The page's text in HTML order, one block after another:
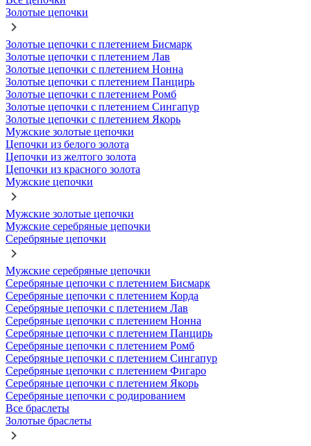
Золотые цепочки
Золотые цепочки с плетением Бисмарк
Золотые цепочки с плетением Лав
Золотые цепочки с плетением Нонна
Золотые цепочки с плетением Панцирь
Золотые цепочки с плетением Ромб
Золотые цепочки с плетением Сингапур
Золотые цепочки с плетением Якорь
Мужские золотые цепочки
Цепочки из белого золота
Цепочки из желтого золота
Цепочки из красного золота
Мужские цепочки
Мужские золотые цепочки
Мужские серебряные цепочки
Серебряные цепочки
Мужские серебряные цепочки
Серебряные цепочки с плетением Бисмарк
Серебряные цепочки с плетением Корда
Серебряные цепочки с плетением Лав
Серебряные цепочки с плетением Нонна
Серебряные цепочки с плетением Панцирь
Серебряные цепочки с плетением Ромб
Серебряные цепочки с плетением Сингапур
Серебряные цепочки с плетением Фигаро
Серебряные цепочки с плетением Якорь
Серебряные цепочки с родированием
Все браслеты
Золотые браслеты